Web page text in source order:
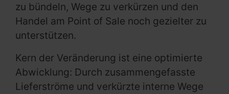
zu bündeln, Wege zu verkürzen und den
Handel am Point of Sale noch gezielter zu
unterstützen.
Kern der Veränderung ist eine optimierte
Abwicklung: Durch zusammengefasste
Lieferströme und verkürzte interne Wege